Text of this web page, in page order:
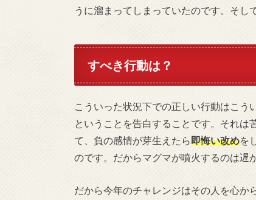
うに溜まってしまっていたのです。そし
すべき行動は？
こういった状況下での正しい行動はこう
ということを告白することです。それは
て、負の感情が芽生えたら即悔い改めを
のです。だからマグマが噴火するのは遅
だから今年のチャレンジはその人を心か